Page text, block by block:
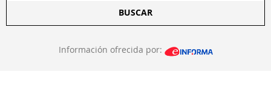
BUSCAR
Información ofrecida por: